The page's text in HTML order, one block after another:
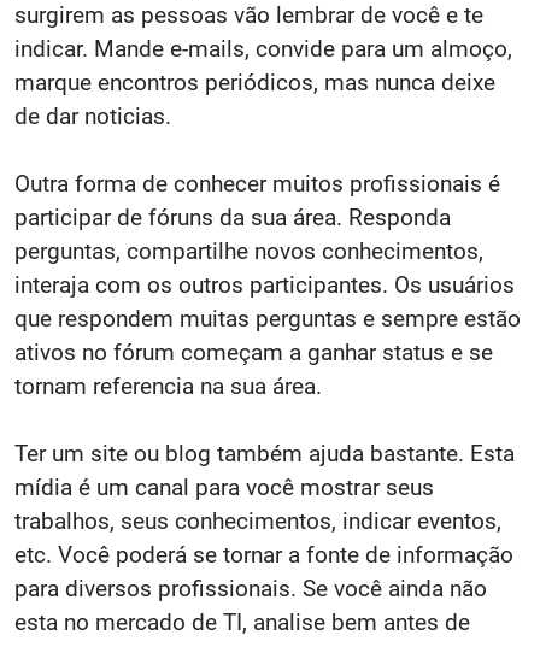
surgirem as pessoas vão lembrar de você e te
indicar. Mande e-mails, convide para um almoço,
marque encontros periódicos, mas nunca deixe
de dar noticias.
Outra forma de conhecer muitos profissionais é
participar de fóruns da sua área. Responda
perguntas, compartilhe novos conhecimentos,
interaja com os outros participantes. Os usuários
que respondem muitas perguntas e sempre estão
ativos no fórum começam a ganhar status e se
tornam referencia na sua área.
Ter um site ou blog também ajuda bastante. Esta
mídia é um canal para você mostrar seus
trabalhos, seus conhecimentos, indicar eventos,
etc. Você poderá se tornar a fonte de informação
para diversos profissionais. Se você ainda não
esta no mercado de TI, analise bem antes de